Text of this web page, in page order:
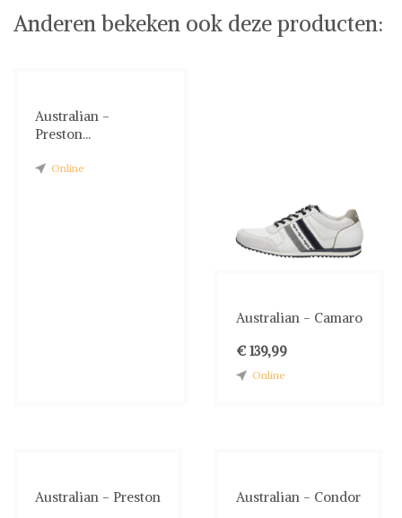
Anderen bekeken ook deze producten:
Australian -
Preston...
Online
Australian - Camaro
€ 139,99
Online
Australian - Preston Australian - Condor